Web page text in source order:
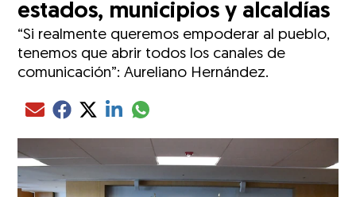
estados, municipios y alcaldías
“Si realmente queremos empoderar al pueblo,
tenemos que abrir todos los canales de
comunicación”: Aureliano Hernández.
Compartir el artículo actual mediante Email
Compartir el artículo actual mediante Facebook
Compartir el artículo actual mediante Twitter
Compartir el artículo actual mediante LinkedIn
Compartir el artículo actual mediante